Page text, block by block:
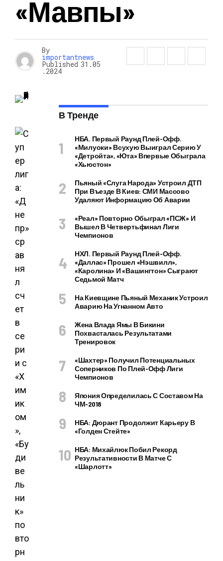
«Мавпы»
By
importantnews
Published 31.05
.2024
В Тренде
НБА. Первый Раунд Плей-Офф.
«Милуоки» Всухую Выиграл Серию У
«Детройта», «Юта» Впервые Обыграла
«Хьюстон»
Пьяный «слуга Народа» Устроил ДТП
При Въезде В Киев: СМИ Массово
Удаляют Информацию Об Аварии
«Реал» Повторно Обыграл «ПСЖ» И
Вышел В Четвертьфинал Лиги
Чемпионов
НХЛ. Первый Раунд Плей-Офф.
«Даллас» Прошел «Нэшвилл»,
«Каролина» И «Вашингтон» Сыграют
Седьмой Матч
На Киевщине Пьяный Механик Устроил
Аварию На Угнанном Авто
Жена Влада Ямы В Бикини
Похвасталась Результатами
Тренировок
«Шахтер» Получил Потенциальных
Соперников По Плей-Офф Лиги
Чемпионов
Япония Определилась С Составом На
ЧМ-2018
НБА: Дюрант Продолжит Карьеру В
«Голден Стейте»
НБА: Михайлюк Побил Рекорд
Результативности В Матче С
«Шарлотт»